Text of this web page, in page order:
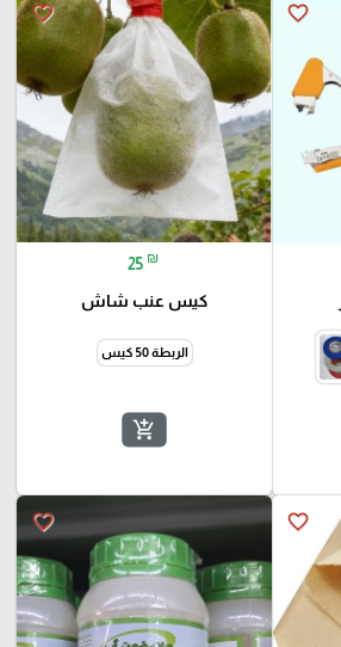
favorite_border
favorite_border
25 ₪
كيس عنب شاش
الربطة 50 كيس
add_shopping_cart
favorite_border
favorite_border